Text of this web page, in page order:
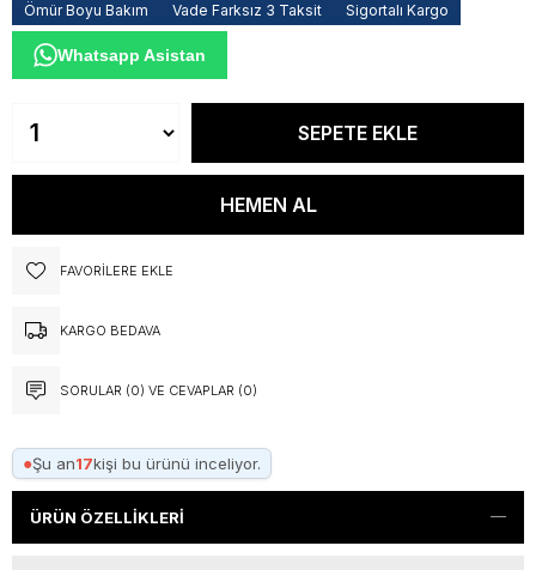
Ömür Boyu Bakım Vade Farksız 3 Taksit Sigortalı Kargo
Whatsapp Asistan
FAVORILERE EKLE
KARGO BEDAVA
SORULAR (0) VE CEVAPLAR (0)
●Şu an17kişi bu ürünü inceliyor.
ÜRÜN ÖZELLIKLERI